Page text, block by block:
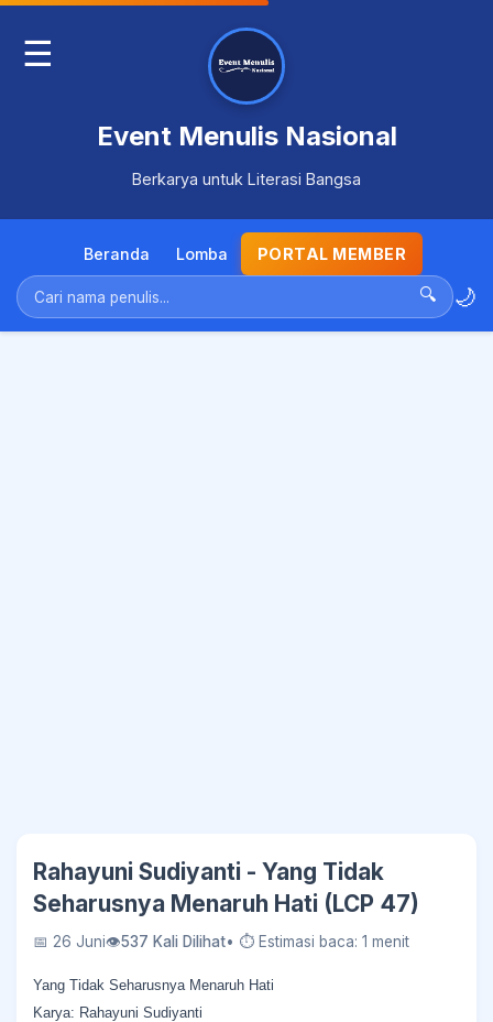
☰
Event Menulis Nasional
Berkarya untuk Literasi Bangsa
Beranda Lomba PORTAL MEMBER
🔍 🌙
Rahayuni Sudiyanti - Yang Tidak
Seharusnya Menaruh Hati (LCP 47)
📅 26 Juni👁537 Kali Dilihat• ⏱ Estimasi baca: 1 menit
Yang Tidak Seharusnya Menaruh Hati
Karya: Rahayuni Sudiyanti